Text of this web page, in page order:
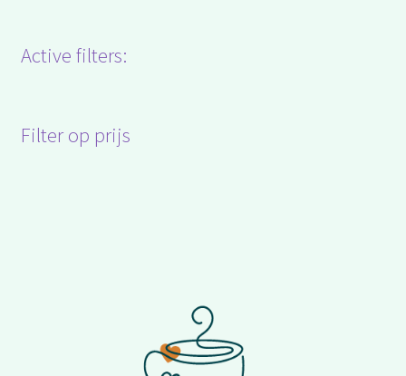
Active filters:
Filter op prijs